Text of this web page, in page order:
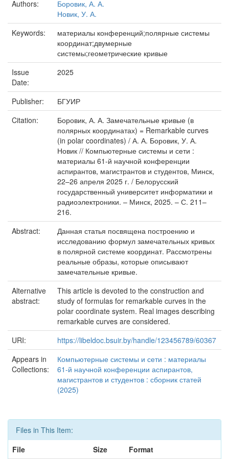
Authors:
Боровик, А. А.
Новик, У. А.
Keywords:
материалы конференций;полярные системы
координат;двумерные
системы;геометрические кривые
Issue
Date:
2025
Publisher:
БГУИР
Citation:
Боровик, А. А. Замечательные кривые (в
полярных координатах) = Remarkable curves
(in polar coordinates) / А. А. Боровик, У. А.
Новик // Компьютерные системы и сети :
материалы 61-й научной конференции
аспирантов, магистрантов и студентов, Минск,
22–26 апреля 2025 г. / Белорусский
государственный университет информатики и
радиоэлектроники. – Минск, 2025. – С. 211–
216.
Abstract:
Данная статья посвящена построению и
исследованию формул замечательных кривых
в полярной системе координат. Рассмотрены
реальные образы, которые описывают
замечательные кривые.
Alternative
abstract:
This article is devoted to the construction and
study of formulas for remarkable curves in the
polar coordinate system. Real images describing
remarkable curves are considered.
URI:
https://libeldoc.bsuir.by/handle/123456789/60367
Appears in
Collections:
Компьютерные системы и сети : материалы
61-й научной конференции аспирантов,
магистрантов и студентов : сборник статей
(2025)
Files in This Item:
File
Size Format